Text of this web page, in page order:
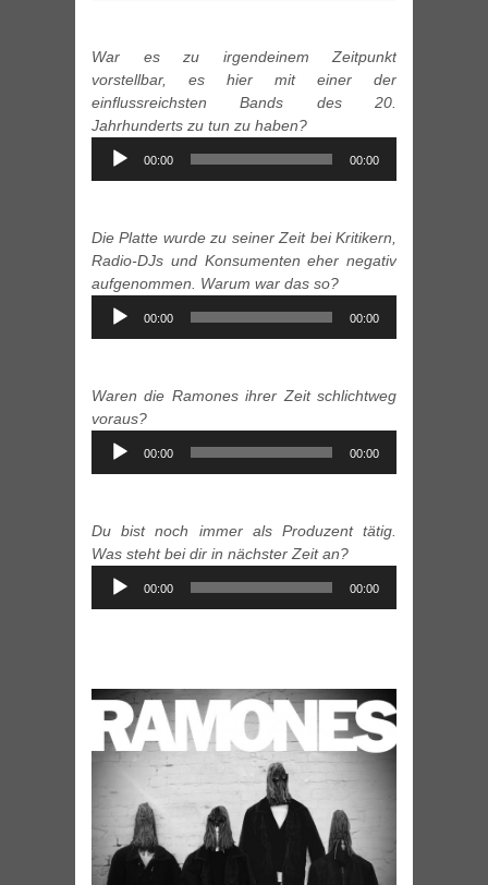
War es zu irgendeinem Zeitpunkt
vorstellbar, es hier mit einer der
einflussreichsten Bands des 20.
Jahrhunderts zu tun zu haben?
Audio
Player
00:00 00:00
Die Platte wurde zu seiner Zeit bei Kritikern,
Radio-DJs und Konsumenten eher negativ
aufgenommen. Warum war das so?
Audio
Player
00:00 00:00
Waren die Ramones ihrer Zeit schlichtweg
voraus?
Audio
Player
00:00 00:00
Du bist noch immer als Produzent tätig.
Was steht bei dir in nächster Zeit an?
Audio
Player
00:00 00:00